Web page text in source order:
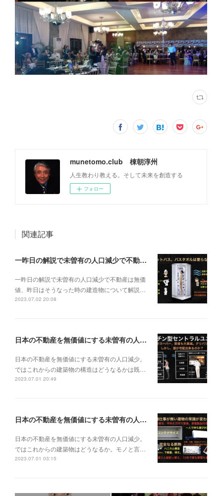
munetomo.club 棟朝淳州
人生教わり教える。そして未来を創造する
フォロー
関連記事
一昨日の解説で未曽有の人口減少で不動産は無価値、昨日はそうなった時の建造物について解説、今日からはその設備について解説をして行く。
一昨日の解説で未曽有の人口減少で不動産は無価
値、昨日はそうなった時の建造物について解説…
2023.07.02 20:08
日本の不動産を無価値にする未曽有の人口減少。ではこれからの建築物の構造はどうなるかは既に解説した。今はその内部の内容。その1
日本の不動産を無価値にする未曽有の人口減少。
ではこれからの建築物の構造はどうなるかは既…
2023.07.01 20:49
日本の不動産を無価値にする未曽有の人口減少。ではこれからの建築物はどうなるか。
日本の不動産を無価値にする未曽有の人口減少。
ではこれからの建築物はどうなるか。モノと言…
2023.07.01 03:15